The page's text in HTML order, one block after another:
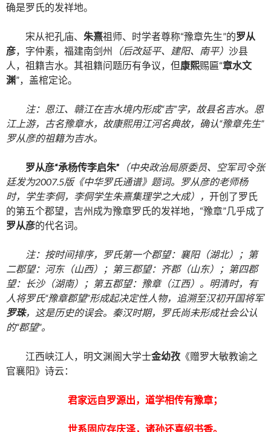
确是罗氏的发祥地。
宋从祀孔庙、 朱熹祖师、时学者尊称“豫章先生”的罗从
彦，字仲素，福建南剑州 （后改延平、建阳、南平） 沙县
人，祖籍吉水。其祖籍问题历有争议，但康熙赐匾“章水文
渊”，盖棺定论。
注：恩江、赣江在吉水境内形成“吉”字，故县名吉水。恩
江上游，古名豫章水，故康熙用江河名典故，确认“豫章先生”
罗从彦的祖籍为吉水。
罗从彦“承杨传李启朱” （中央政治局原委员、空军司令张
廷发为2007.5版《中华罗氏通谱》题词。罗从彦的老师杨
时，学生李侗，李侗学生朱熹集理学之大成）， 开创了罗氏
的第五个郡望，吉州成为豫章罗氏的发祥地，“豫章”几乎成了
罗从彦的代名词。
注：按时间排序，罗氏第一个郡望：襄阳（湖北）；第
二郡望：河东（山西）；第三郡望：齐郡（山东）；第四郡
望：长沙（湖南）；第五郡望：豫章（江西）。明清时，有
人将罗氏“豫章郡望”形成起决定性人物，追溯至汉初开国将军
罗珠，这是历史的误会。秦汉时期，罗氏尚未形成社会公认
的“郡望”。
江西峡江人，明文渊阁大学士金幼孜 《赠罗大敏教谕之
官襄阳》诗云：
君家远自罗源出，道学相传有豫章；
世系固应存庆泽，诸孙还喜绍书香。